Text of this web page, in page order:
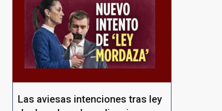
Las aviesas intenciones tras ley